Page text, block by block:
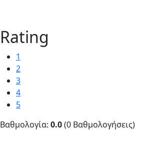
Rating
1
2
3
4
5
Βαθμολογία: 0.0(0 Βαθμολογήσεις)